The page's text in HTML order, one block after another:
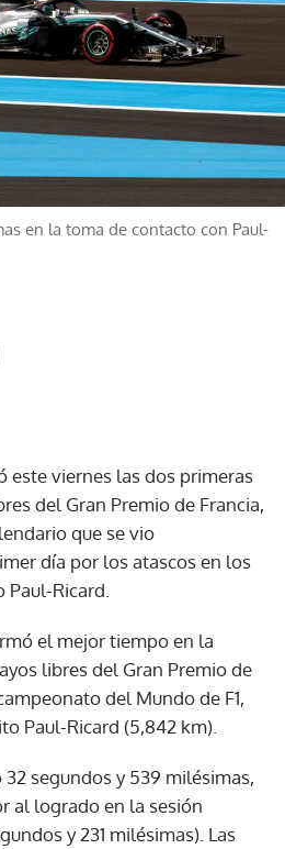
en la toma de contacto con Paul-
este viernes las dos primeras
del Gran Premio de Francia,
que se vio
día por los atascos en los
Ricard.
el mejor tiempo en la
libres del Gran Premio de
del Mundo de F1,
Paul-Ricard (5,842 km).
32 segundos y 539 milésimas,
al logrado en la sesión
y 231 milésimas). Las